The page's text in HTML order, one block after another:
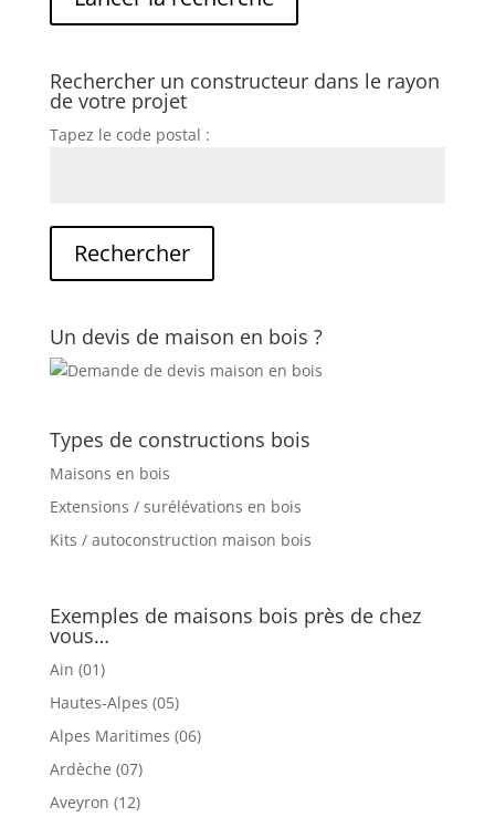
Rechercher un constructeur dans le rayon
de votre projet
Tapez le code postal :
Un devis de maison en bois ?
Types de constructions bois
Maisons en bois
Extensions / surélévations en bois
Kits / autoconstruction maison bois
Exemples de maisons bois près de chez
vous…
Ain (01)
Hautes-Alpes (05)
Alpes Maritimes (06)
Ardèche (07)
Aveyron (12)